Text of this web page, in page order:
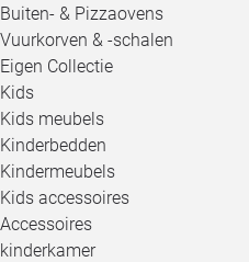
Buiten- & Pizzaovens
Vuurkorven & -schalen
Eigen Collectie
Kids
Kids meubels
Kinderbedden
Kindermeubels
Kids accessoires
Accessoires
kinderkamer